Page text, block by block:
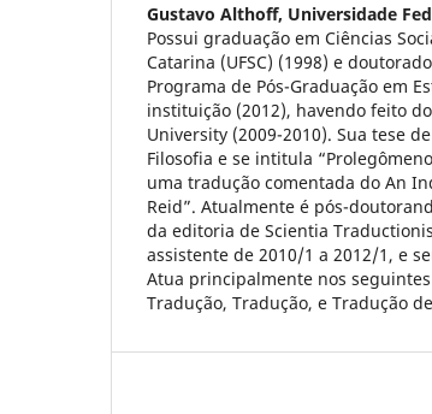
Gustavo Althoff, Universidade
Possui graduação em Ciências
Catarina (UFSC) (1998) e
Programa de Pós-Graduação em
instituição (2012), havendo feito
University (2009-2010). Sua tese
Filosofia e se intitula
uma tradução comentada do An
Reid”. Atualmente é pós-
da editoria de Scientia
assistente de 2010/1 a 2012/1, e
Atua principalmente nos
Tradução, Tradução, e Tradução